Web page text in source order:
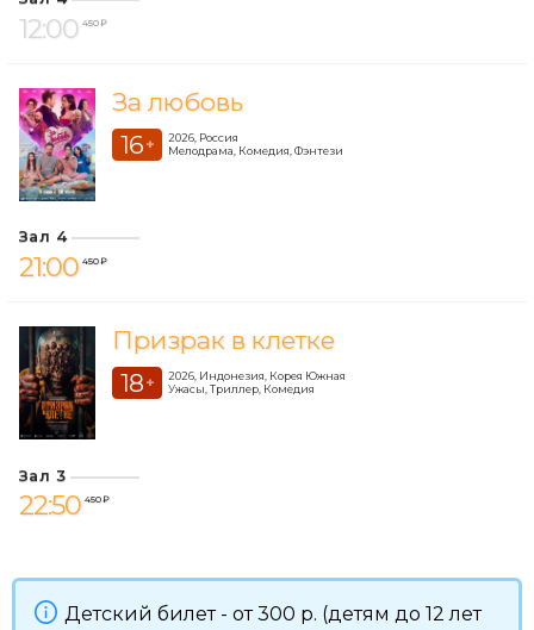
12:00 450 ₽
За любовь
16 +
2026, Россия
Мелодрама, Комедия, Фэнтези
Зал 4
21:00 450 ₽
Призрак в клетке
18 +
2026, Индонезия, Корея Южная
Ужасы, Триллер, Комедия
Зал 3
22:50 450 ₽
Детский билет - от 300 р. (детям до 12 лет